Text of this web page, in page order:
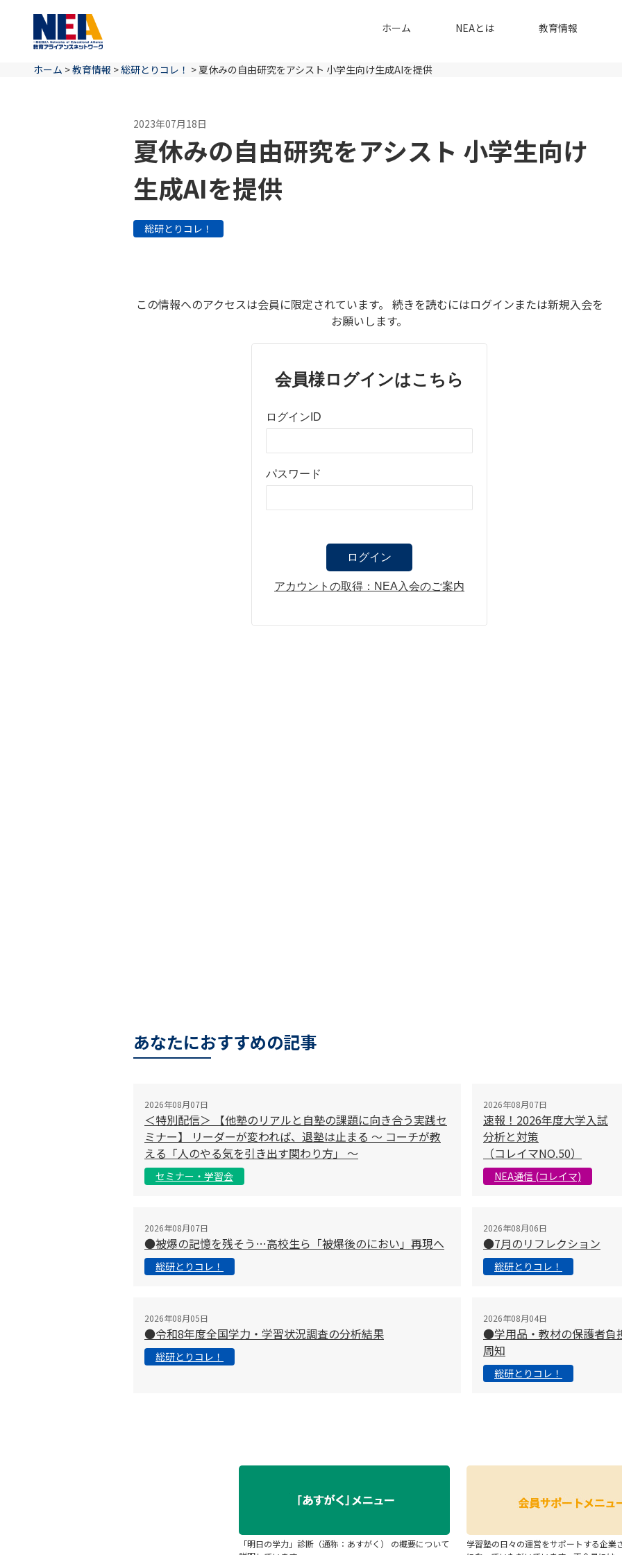
ホーム NEAとは 教育情報
ホーム >教育情報 >総研とりコレ！ > 夏休みの自由研究をアシスト 小学生向け生成AIを提供
2023年07月18日
夏休みの自由研究をアシスト 小学生向け
生成AIを提供
総研とりコレ！
この情報へのアクセスは会員に限定されています。 続きを読むにはログインまたは新規入会を
お願いします。
会員様ログインはこちら
ログインID
パスワード
アカウントの取得：NEA入会のご案内
あなたにおすすめの記事
2026年08月07日
＜特別配信＞ 【他塾のリアルと自塾の課題に向き合う実践セ
ミナー】 リーダーが変われば、退塾は止まる 〜 コーチが教
える「人のやる気を引き出す関わり方」 〜
セミナー・学習会
2026年08月07日
速報！2026年度大学入試
分析と対策
（コレイマNO.50）
NEA通信 (コレイマ)
2026年08月07日
●被爆の記憶を残そう…高校生ら「被爆後のにおい」再現へ
総研とりコレ！
2026年08月06日
●7月のリフレクション
総研とりコレ！
2026年08月05日
●令和8年度全国学力・学習状況調査の分析結果
総研とりコレ！
2026年08月04日
●学用品・教材の保護者負
周知
総研とりコレ！
「明日の学力」診断（通称：あすがく） の概要について
学習塾の日々の運営をサポートする企業